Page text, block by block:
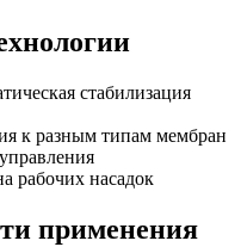
стабилизация
к разным типам мембран
рабочих насадок
применения